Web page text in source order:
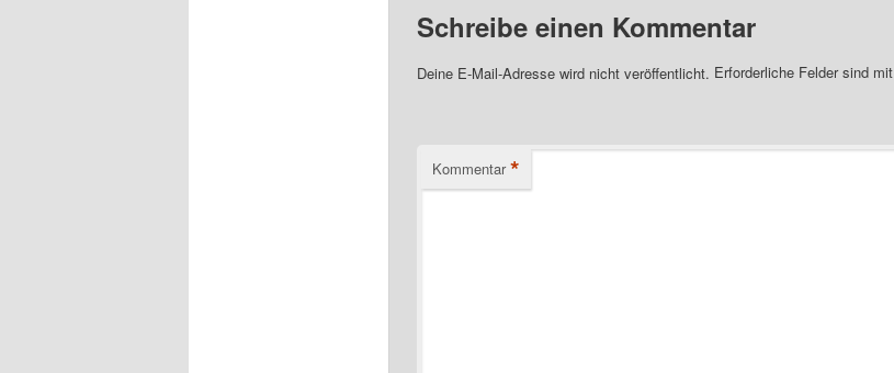
Schreibe einen Kommentar
Deine E-Mail-Adresse wird nicht veröffentlicht. Erforderliche Felder sind mit
Kommentar *